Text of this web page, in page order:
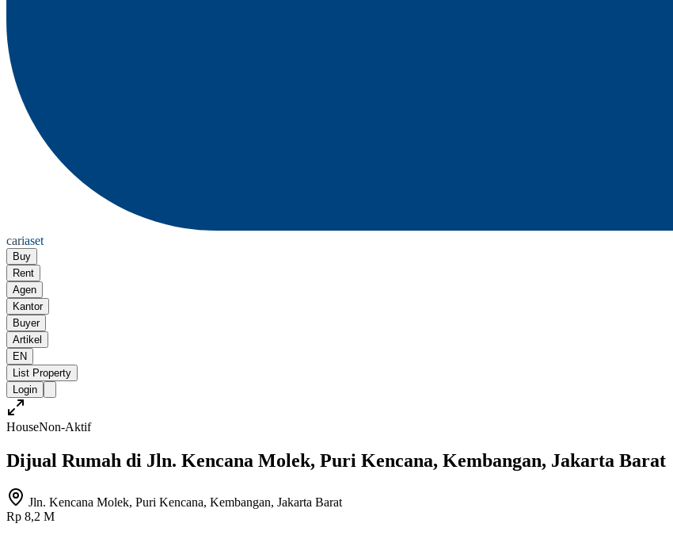
cariaset
Buy
Rent
Agen
Kantor
Buyer
Artikel
EN
List Property
Login
HouseNon-Aktif
Dijual Rumah di Jln. Kencana Molek, Puri Kencana, Kembangan, Jakarta Barat
Jln. Kencana Molek, Puri Kencana, Kembangan, Jakarta Barat
Rp 8,2 M